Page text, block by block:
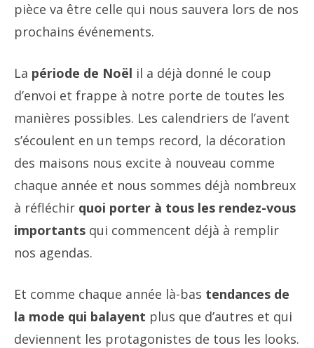
pièce va être celle qui nous sauvera lors de nos
prochains événements.
La période de Noël il a déjà donné le coup
d’envoi et frappe à notre porte de toutes les
manières possibles. Les calendriers de l’avent
s’écoulent en un temps record, la décoration
des maisons nous excite à nouveau comme
chaque année et nous sommes déjà nombreux
à réfléchir quoi porter à tous les rendez-vous
importants qui commencent déjà à remplir
nos agendas.
Et comme chaque année là-bas tendances de
la mode qui balayent plus que d’autres et qui
deviennent les protagonistes de tous les looks.